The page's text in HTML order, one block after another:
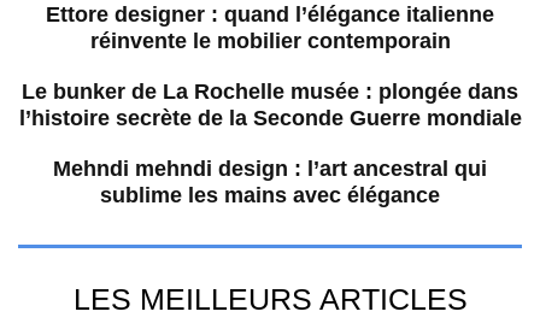
Ettore designer : quand l’élégance italienne
réinvente le mobilier contemporain
Le bunker de La Rochelle musée : plongée dans
l’histoire secrète de la Seconde Guerre mondiale
Mehndi mehndi design : l’art ancestral qui
sublime les mains avec élégance
LES MEILLEURS ARTICLES